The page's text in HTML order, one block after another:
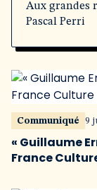
Aux grandes
Pascal Perri
Communiqué 9
« Guillaume
France